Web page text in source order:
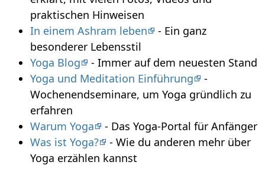
praktischen Hinweisen
In einem Ashram leben
- Ein ganz
besonderer Lebensstil
Yoga Blog
- Immer auf dem neuesten Stand
Yoga und Meditation Einführung
-
Wochenendseminare, um Yoga gründlich zu
erfahren
Warum Yoga
- Das Yoga-Portal für Anfänger
Was ist Yoga?
- Wie du anderen mehr über
Yoga erzählen kannst